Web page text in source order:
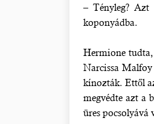
– Tényleg? Azt
koponyádba.
Hermione
Narcissa
kínozták. Ettől
megvédte azt a
üres pocsolyává